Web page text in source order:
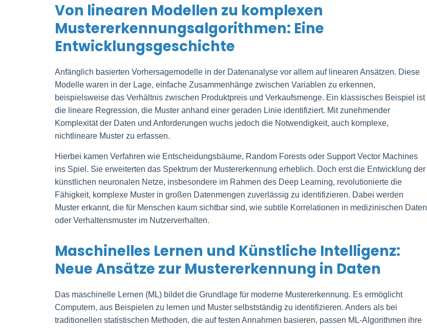
Von linearen Modellen zu komplexen
Mustererkennungsalgorithmen: Eine
Entwicklungsgeschichte
Anfänglich basierten Vorhersagemodelle in der Datenanalyse vor allem auf linearen Ansätzen. Diese
Modelle waren in der Lage, einfache Zusammenhänge zwischen Variablen zu erkennen,
beispielsweise das Verhältnis zwischen Produktpreis und Verkaufsmenge. Ein klassisches Beispiel ist
die lineare Regression, die Muster anhand einer geraden Linie identifiziert. Mit zunehmender
Komplexität der Daten und Anforderungen wuchs jedoch die Notwendigkeit, auch komplexe,
nichtlineare Muster zu erfassen.
Hierbei kamen Verfahren wie Entscheidungsbäume, Random Forests oder Support Vector Machines
ins Spiel. Sie erweiterten das Spektrum der Mustererkennung erheblich. Doch erst die Entwicklung der
künstlichen neuronalen Netze, insbesondere im Rahmen des Deep Learning, revolutionierte die
Fähigkeit, komplexe Muster in großen Datenmengen zuverlässig zu identifizieren. Dabei werden
Muster erkannt, die für Menschen kaum sichtbar sind, wie subtile Korrelationen in medizinischen Daten
oder Verhaltensmuster im Nutzerverhalten.
Maschinelles Lernen und Künstliche Intelligenz:
Neue Ansätze zur Mustererkennung in Daten
Das maschinelle Lernen (ML) bildet die Grundlage für moderne Mustererkennung. Es ermöglicht
Computern, aus Beispielen zu lernen und Muster selbstständig zu identifizieren. Anders als bei
traditionellen statistischen Methoden, die auf festen Annahmen basieren, passen ML-Algorithmen ihre